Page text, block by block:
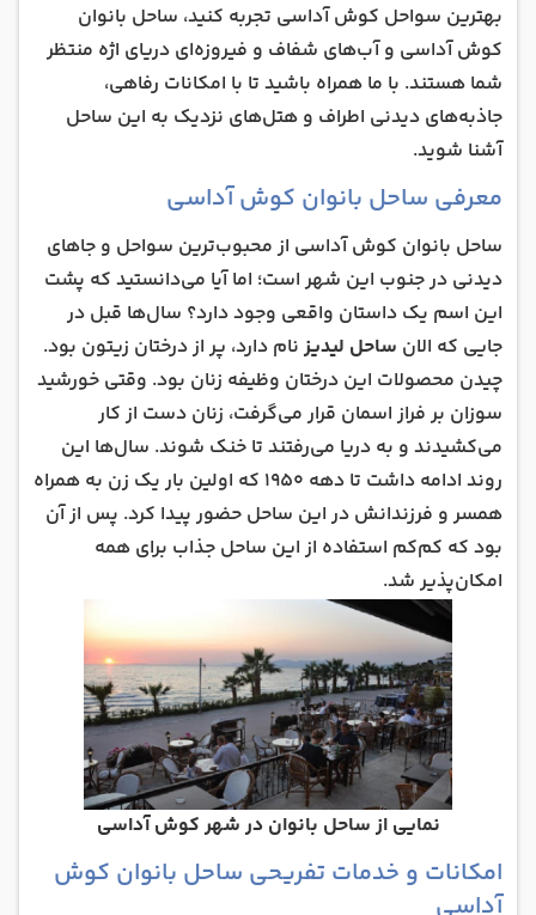
بهترین سواحل کوش آداسی تجربه کنید، ساحل بانوان
کوش آداسی و آب‌های شفاف و فیروزه‌ای دریای اژه منتظر
شما هستند. با ما همراه باشید تا با امکانات رفاهی،
جاذبه‌های دیدنی اطراف و هتل‌های نزدیک به این ساحل
آشنا شوید.
معرفی ساحل بانوان کوش آداسی
ساحل بانوان کوش آداسی از محبوب‌ترین سواحل و جاهای
دیدنی در جنوب این شهر است؛ اما آیا می‌دانستید که پشت
این اسم یک داستان واقعی وجود دارد؟ سال‌ها قبل در
جایی که الان ساحل لیدیز نام دارد، پر از درختان زیتون بود.
چیدن محصولات این درختان وظیفه زنان بود. وقتی خورشید
سوزان بر فراز اسمان قرار می‌گرفت، زنان دست از کار
می‌کشیدند و به دریا می‌رفتند تا خنک شوند. سال‌ها این
روند ادامه داشت تا دهه 1950 که اولین بار یک زن به همراه
همسر و فرزندانش در این ساحل حضور پیدا کرد. پس از آن
بود که کم‌کم استفاده از این ساحل جذاب برای همه
امکان‌پذیر شد.
نمایی از ساحل بانوان در شهر کوش آداسی
امکانات و خدمات تفریحی ساحل بانوان کوش
آداسی